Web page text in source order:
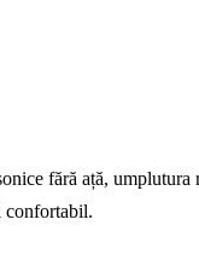
fără ață,
confortabil.